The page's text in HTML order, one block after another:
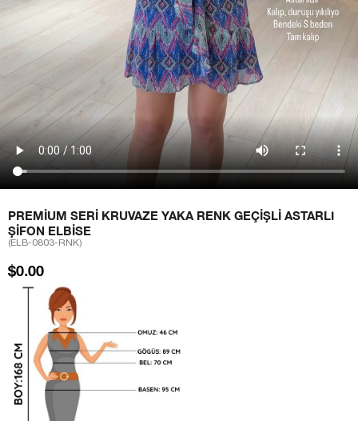
PREMIUM SERI KRUVAZE YAKA RENK GEÇIŞLI ASTARLI
ŞIFON ELBISE
(ELB-0803-RNK)
$0.00